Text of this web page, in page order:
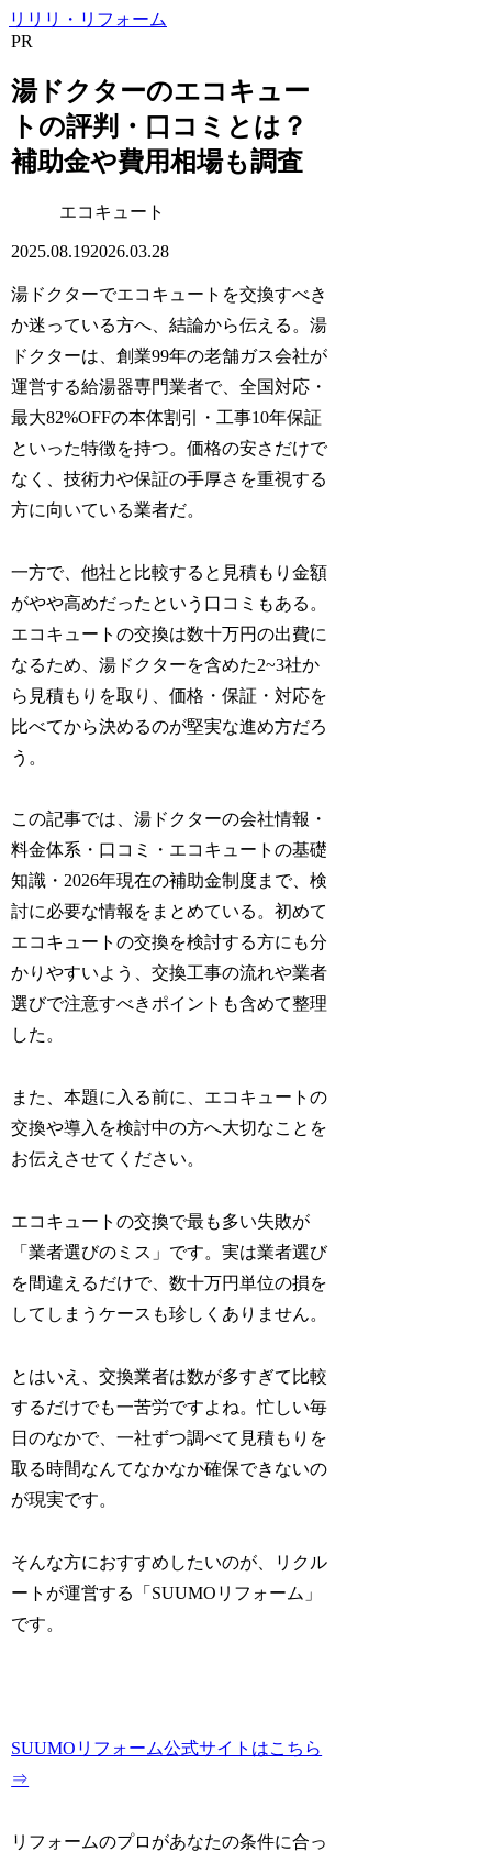
リリリ・リフォーム
PR
湯ドクターのエコキュー
トの評判・口コミとは？
補助金や費用相場も調査
エコキュート
2025.08.192026.03.28
湯ドクターでエコキュートを交換すべき
か迷っている方へ、結論から伝える。湯
ドクターは、創業99年の老舗ガス会社が
運営する給湯器専門業者で、全国対応・
最大82%OFFの本体割引・工事10年保証
といった特徴を持つ。価格の安さだけで
なく、技術力や保証の手厚さを重視する
方に向いている業者だ。
一方で、他社と比較すると見積もり金額
がやや高めだったという口コミもある。
エコキュートの交換は数十万円の出費に
なるため、湯ドクターを含めた2~3社か
ら見積もりを取り、価格・保証・対応を
比べてから決めるのが堅実な進め方だろ
う。
この記事では、湯ドクターの会社情報・
料金体系・口コミ・エコキュートの基礎
知識・2026年現在の補助金制度まで、検
討に必要な情報をまとめている。初めて
エコキュートの交換を検討する方にも分
かりやすいよう、交換工事の流れや業者
選びで注意すべきポイントも含めて整理
した。
また、本題に入る前に、エコキュートの
交換や導入を検討中の方へ大切なことを
お伝えさせてください。
エコキュートの交換で最も多い失敗が
「業者選びのミス」です。実は業者選び
を間違えるだけで、数十万円単位の損を
してしまうケースも珍しくありません。
とはいえ、交換業者は数が多すぎて比較
するだけでも一苦労ですよね。忙しい毎
日のなかで、一社ずつ調べて見積もりを
取る時間なんてなかなか確保できないの
が現実です。
そんな方におすすめしたいのが、リクル
ートが運営する「SUUMOリフォーム」
です。
SUUMOリフォーム公式サイトはこちら
⇒
リフォームのプロがあなたの条件に合っ